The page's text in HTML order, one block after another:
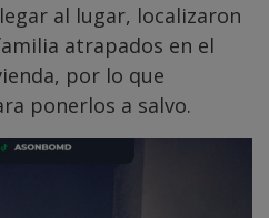
al lugar, localizaron
atrapados en el
por lo que
ponerlos a salvo.